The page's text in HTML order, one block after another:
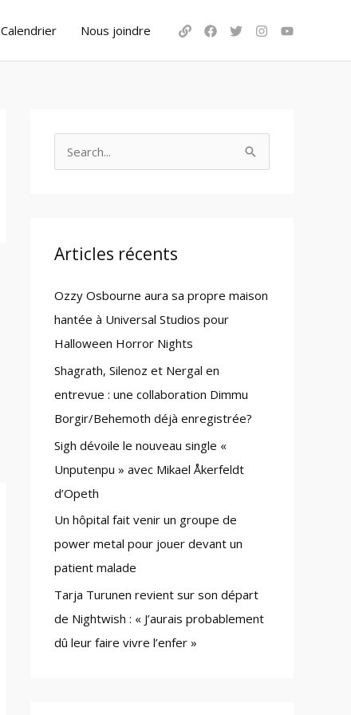
Calendrier Nous joindre
c
f
o
r
:
Articles récents
Ozzy Osbourne aura sa propre maison
hantée à Universal Studios pour
Halloween Horror Nights
Shagrath, Silenoz et Nergal en
entrevue : une collaboration Dimmu
Borgir/Behemoth déjà enregistrée?
Sigh dévoile le nouveau single «
Unputenpu » avec Mikael Åkerfeldt
d’Opeth
Un hôpital fait venir un groupe de
power metal pour jouer devant un
patient malade
Tarja Turunen revient sur son départ
de Nightwish : « J’aurais probablement
dû leur faire vivre l’enfer »